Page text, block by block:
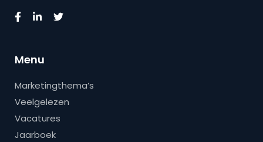
Menu
Marketingthema’s
Veelgelezen
Vacatures
Jaarboek